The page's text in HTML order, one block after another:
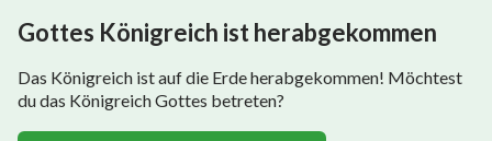
Gottes Königreich ist herabgekommen
Das Königreich ist auf die Erde herabgekommen! Möchtest
du das Königreich Gottes betreten?